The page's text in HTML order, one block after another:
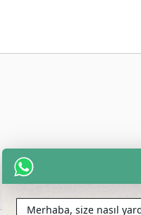
Merhaba, size nasıl